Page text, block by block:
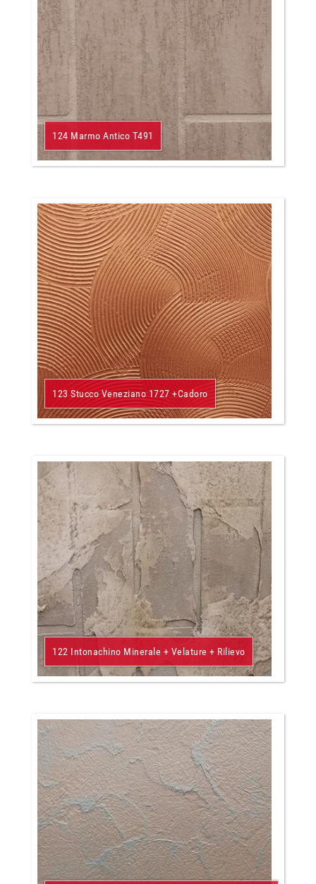
124 Marmo Antico T491
123 Stucco Veneziano 1727 +Cadoro
122 Intonachino Minerale + Velature + Rilievo